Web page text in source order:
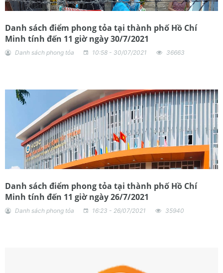
Danh sách điểm phong tỏa tại thành phố Hồ Chí
Minh tính đến 11 giờ ngày 30/7/2021
Danh sách phong tỏa 10:58 - 30/07/2021 36663
Danh sách điểm phong tỏa tại thành phố Hồ Chí
Minh tính đến 11 giờ ngày 26/7/2021
Danh sách phong tỏa 16:23 - 26/07/2021 35940